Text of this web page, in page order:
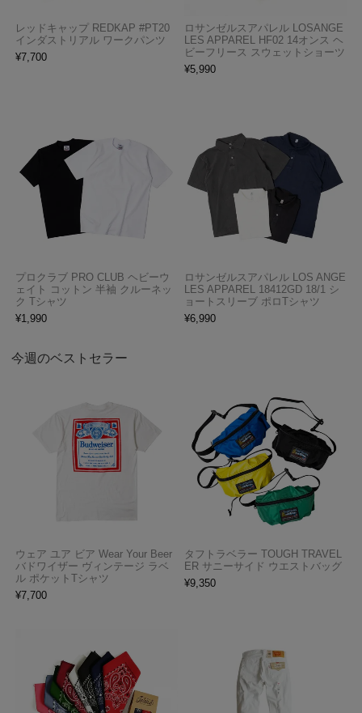
レッドキャップ REDKAP #PT20
インダストリアル ワークパンツ
¥7,700
ロサンゼルスアパレル LOSANGE
LES APPAREL HF02 14オンス ヘ
ビーフリース スウェットショーツ
¥5,990
プロクラブ PRO CLUB ヘビーウ
ェイト コットン 半袖 クルーネッ
ク Tシャツ
¥1,990
ロサンゼルスアパレル LOS ANGE
LES APPAREL 18412GD 18/1 シ
ョートスリーブ ポロTシャツ
¥6,990
今週のベストセラー
ウェア ユア ビア Wear Your Beer
バドワイザー ヴィンテージ ラベ
ル ポケットTシャツ
¥7,700
タフトラベラー TOUGH TRAVEL
ER サニーサイド ウエストバッグ
¥9,350